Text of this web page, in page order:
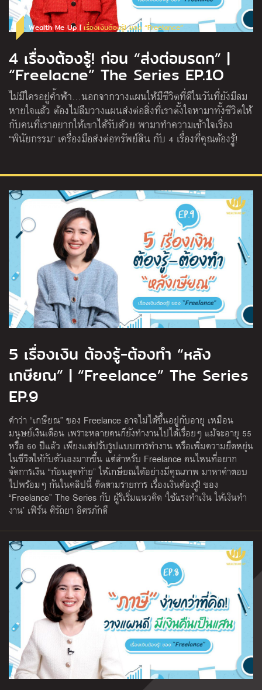
Wealth Me Up |เรื่องเงินต้องรู้! ของ “Freelance”
4 เรื่องต้องรู้! ก่อน “ส่งต่อมรดก” |
“Freelacne” The Series EP.1O
ไม่มีใครอยู่ค้ำฟ้า…นอกจากวางแผนให้มีชีวิตที่ดีในวันที่ยังมีลม
หายใจแล้ว ต้องไม่ลืมวางแผนส่งต่อสิ่งที่เราตั้งใจหามาทั้งชีวิตให้
กับคนที่เราอยากให้เขาได้รับด้วย พามาทําความเข้าใจเรื่อง
“พินัยกรรม” เครื่องมือส่งต่อทรัพย์สิน กับ 4 เรื่องที่คุณต้องรู้!
5 เรื่องเงิน ต้องรู้-ต้องทำ “หลัง
เกษียณ” | “Freelance” The Series
EP.9
คําว่า “เกษียณ” ของ Freelance อาจไม่ได้ขึ้นอยู่กับอายุ เหมือน
มนุษย์เงินเดือน เพราะหลายคนก็ยังทำงานไปได้เรื่อยๆ แม้จะอายุ 55
หรือ 60 ปีแล้ว เพียงแต่ปรับรูปแบบการทำงาน หรือเพิ่มความยืดหยุ่น
ในชีวิตให้กับตัวเองมากขึ้น แต่สําหรับ Freelance คนไหนที่อยาก
จัดการเงิน “ก้อนสุดท้าย” ให้เกษียณได้อย่างมีคุณภาพ มาหาคำตอบ
ไปพร้อมๆ กันในคลิปนี้ ติดตามรายการ เรื่องเงินต้องรู้! ของ
“Freelance” The Series กับ ผู้ริเริ่มแนวคิด ‘ใช้แรงทําเงิน ให้เงินทํา
งาน’ เฟิร์น ศิรัถยา อิศรภักดี